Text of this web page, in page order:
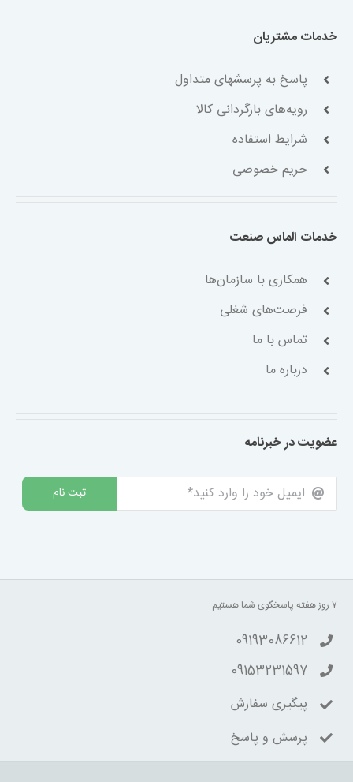
خدمات مشتریان
پاسخ به پرسشهای متداول
رویه‌های بازگردانی کالا
شرایط استفاده
حریم خصوصی
خدمات الماس صنعت
همکاری با سازمان‌ها
فرصت‌های شغلی
تماس با ما
درباره ما
عضویت در خبرنامه
ثبت نام
۷ روز هفته پاسخگوی شما هستیم.
09193086612
09153231597
پیگیری سفارش
پرسش و پاسخ